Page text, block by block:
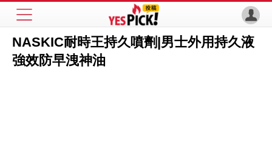
NASKIC耐時王持久噴劑|男士外用持久液
強效防早洩神油